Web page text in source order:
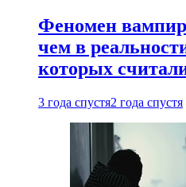
Феномен
чем в
которых
3 года спустя2 года спустя